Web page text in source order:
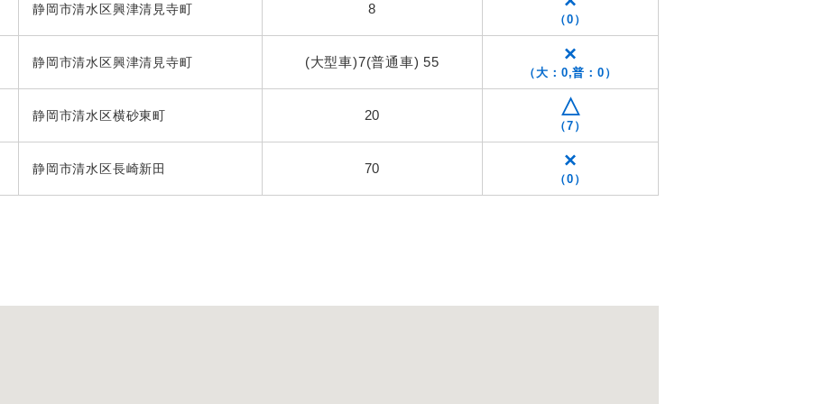
静岡市清水区興津清見寺町 8
（0）
静岡市清水区興津清見寺町 (大型車)7(普通車) 55 ×
（大：0,普：0）
静岡市清水区横砂東町 20 △
（7）
静岡市清水区長崎新田 70 ×
（0）